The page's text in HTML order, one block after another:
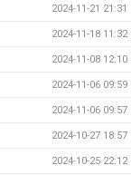
2024-11-21 21:31
2024-11-18 11:32
2024-11-08 12:10
2024-11-06 09:59
2024-11-06 09:57
2024-10-27 18:57
2024-10-25 22:12